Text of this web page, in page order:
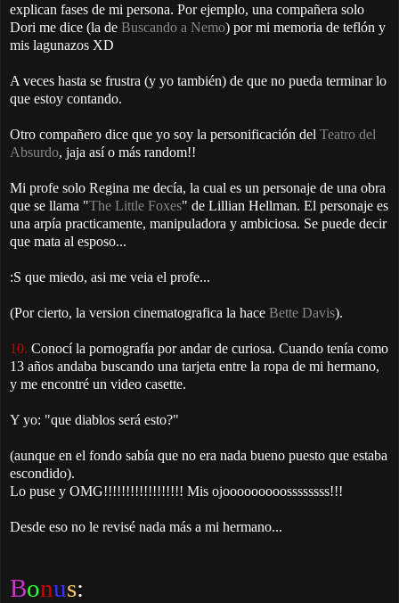
explican fases de mi persona. Por ejemplo, una compañera solo
Dori me dice (la de Buscando a Nemo) por mi memoria de teflón y
mis lagunazos XD
A veces hasta se frustra (y yo también) de que no pueda terminar lo
que estoy contando.
Otro compañero dice que yo soy la personificación del Teatro del
Absurdo, jaja así o más random!!
Mi profe solo Regina me decía, la cual es un personaje de una obra
que se llama "The Little Foxes" de Lillian Hellman. El personaje es
una arpía practicamente, manipuladora y ambiciosa. Se puede decir
que mata al esposo...
:S que miedo, asi me veia el profe...
(Por cierto, la version cinematografica la hace Bette Davis).
10. Conocí la pornografía por andar de curiosa. Cuando tenía como
13 años andaba buscando una tarjeta entre la ropa de mi hermano,
y me encontré un video casette.
Y yo: "que diablos será esto?"
(aunque en el fondo sabía que no era nada bueno puesto que estaba
escondido).
Lo puse y OMG!!!!!!!!!!!!!!!!!! Mis ojooooooooossssssss!!!
Desde eso no le revisé nada más a mi hermano...
Bonus: